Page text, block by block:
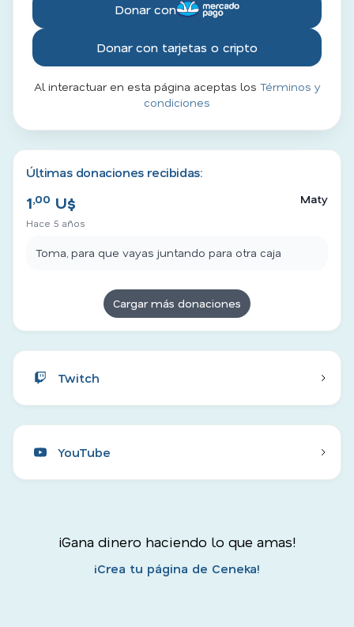
Donar con
Donar con tarjetas o cripto
Al interactuar en esta página aceptas los Términos y
condiciones
Últimas donaciones recibidas:
1,00 U$
Hace 5 años
Maty
Toma, para que vayas juntando para otra caja
Cargar más donaciones
Twitch
YouTube
¡Gana dinero haciendo lo que amas!
¡Crea tu página de Ceneka!